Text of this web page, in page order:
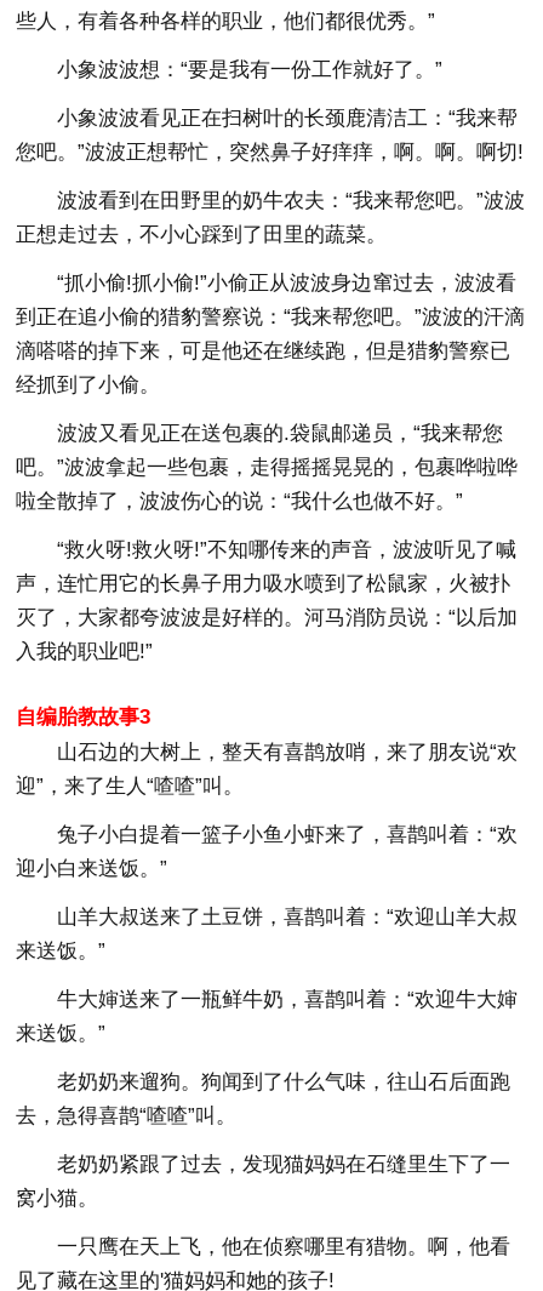
些人，有着各种各样的职业，他们都很优秀。”
小象波波想：“要是我有一份工作就好了。”
小象波波看见正在扫树叶的长颈鹿清洁工：“我来帮
您吧。”波波正想帮忙，突然鼻子好痒痒，啊。啊。啊切!
波波看到在田野里的奶牛农夫：“我来帮您吧。”波波
正想走过去，不小心踩到了田里的蔬菜。
“抓小偷!抓小偷!”小偷正从波波身边窜过去，波波看
到正在追小偷的猎豹警察说：“我来帮您吧。”波波的汗滴
滴嗒嗒的掉下来，可是他还在继续跑，但是猎豹警察已
经抓到了小偷。
波波又看见正在送包裹的.袋鼠邮递员，“我来帮您
吧。”波波拿起一些包裹，走得摇摇晃晃的，包裹哗啦哗
啦全散掉了，波波伤心的说：“我什么也做不好。”
“救火呀!救火呀!”不知哪传来的声音，波波听见了喊
声，连忙用它的长鼻子用力吸水喷到了松鼠家，火被扑
灭了，大家都夸波波是好样的。河马消防员说：“以后加
入我的职业吧!”
自编胎教故事3
山石边的大树上，整天有喜鹊放哨，来了朋友说“欢
迎”，来了生人“喳喳”叫。
兔子小白提着一篮子小鱼小虾来了，喜鹊叫着：“欢
迎小白来送饭。”
山羊大叔送来了土豆饼，喜鹊叫着：“欢迎山羊大叔
来送饭。”
牛大婶送来了一瓶鲜牛奶，喜鹊叫着：“欢迎牛大婶
来送饭。”
老奶奶来遛狗。狗闻到了什么气味，往山石后面跑
去，急得喜鹊“喳喳”叫。
老奶奶紧跟了过去，发现猫妈妈在石缝里生下了一
窝小猫。
一只鹰在天上飞，他在侦察哪里有猎物。啊，他看
见了藏在这里的'猫妈妈和她的孩子!